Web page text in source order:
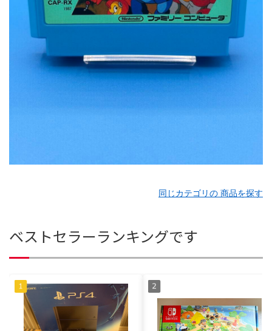
同じカテゴリの 商品を探す
ベストセラーランキングです